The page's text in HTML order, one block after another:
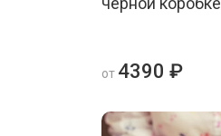
от 4390 ₽